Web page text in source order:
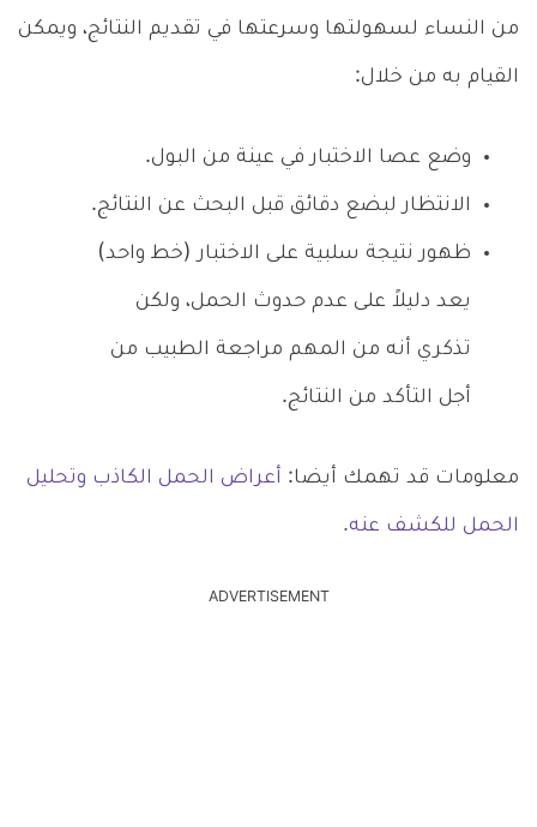
من النساء لسهولتها وسرعتها في تقديم النتائج، ويمكن
القيام به من خلال:
وضع عصا الاختبار في عينة من البول.
الانتظار لبضع دقائق قبل البحث عن النتائج.
ظهور نتيجة سلبية على الاختبار (خط واحد)
يعد دليلاً على عدم حدوث الحمل، ولكن
تذكري أنه من المهم مراجعة الطبيب من
أجل التأكد من النتائج.
معلومات قد تهمك أيضا: أعراض الحمل الكاذب وتحليل
الحمل للكشف عنه.
ADVERTISEMENT